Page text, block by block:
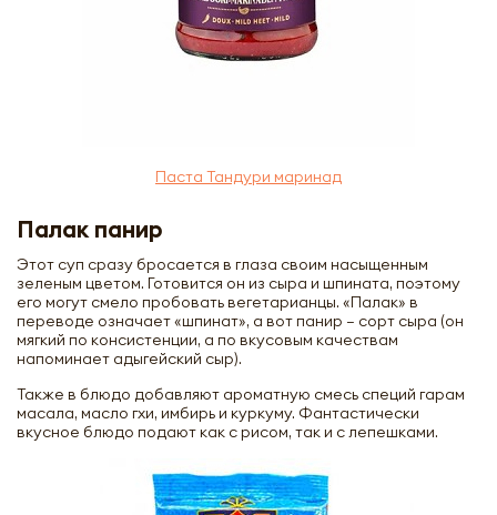
Паста Тандури маринад
Палак панир
Этот суп сразу бросается в глаза своим насыщенным
зеленым цветом. Готовится он из сыра и шпината, поэтому
его могут смело пробовать вегетарианцы. «Палак» в
переводе означает «шпинат», а вот панир – сорт сыра (он
мягкий по консистенции, а по вкусовым качествам
напоминает адыгейский сыр).
Также в блюдо добавляют ароматную смесь специй гарам
масала, масло гхи, имбирь и куркуму. Фантастически
вкусное блюдо подают как с рисом, так и с лепешками.